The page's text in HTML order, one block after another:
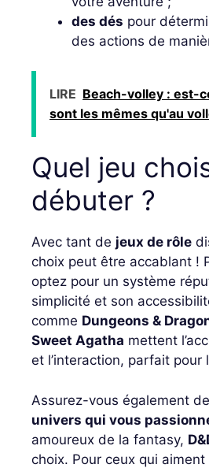
des dés pour
des actions de
LIRE Beach-volley : est-
sont les mêmes qu'au
Quel jeu
débuter ?
Avec tant de jeux de rôle
choix peut être accablant !
optez pour un système
simplicité et son
comme Dungeons &
Sweet Agatha mettent
et l’interaction, parfait pour
Assurez-vous également de
univers qui vous
amoureux de la fantasy,
choix. Pour ceux qui